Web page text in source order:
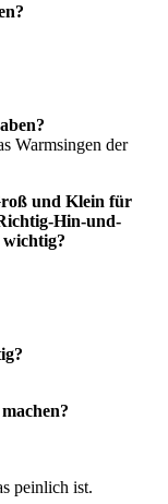
Warmsingen der
und Klein für
Hin-und-
peinlich ist.